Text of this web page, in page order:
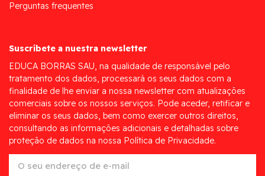
Perguntas frequentes
Suscríbete a nuestra newsletter
EDUCA BORRAS SAU, na qualidade de responsável pelo
tratamento dos dados, processará os seus dados com a
finalidade de lhe enviar a nossa newsletter com atualizações
comerciais sobre os nossos serviços. Pode aceder, retificar e
eliminar os seus dados, bem como exercer outros direitos,
consultando as informações adicionais e detalhadas sobre
proteção de dados na nossa Política de Privacidade.